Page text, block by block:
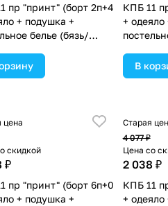
пр "принт" (борт 2п+4
+ подушка +
белье (бязь/
в ассортименте.
КПБ 11
+ одеяло
цвета в
В
цена
скидкой
₽
пр "принт" (борт 6п+0
+ подушка +
Старая
4 077 ₽
Цена со
2 038 ₽
КПБ 11
+ одеяло